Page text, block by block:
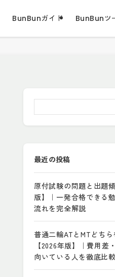
BunBunガイド BunBunツ
最近の投稿
原付試験の問題と出題
版】｜一発合格できる
流れを完全解説
普通二輪ATとMTどち
【2026年版】｜費用差
向いている人を徹底比較